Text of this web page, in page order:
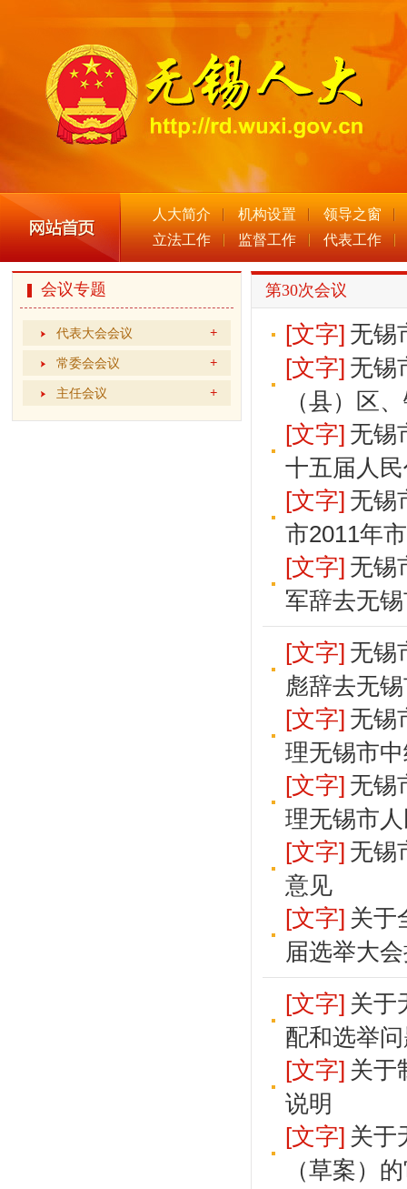
人大简介 机构设置
领导之窗
立法工作
监督工作 代表工作
会议专题
代表大会会议
常委会会议
主任会议
第30次会议
[文字] 无锡
[文字] 无锡
（县）区
[文字] 无锡
十五届人
[文字] 无锡
市2011年
[文字] 无锡
军辞去无
[文字] 无锡
彪辞去无
[文字] 无锡
理无锡市
[文字] 无锡
理无锡市
[文字] 无锡
意见
[文字] 关于
届选举大
[文字] 关于
配和选举
[文字] 关于
说明
[文字] 关于
（草案）